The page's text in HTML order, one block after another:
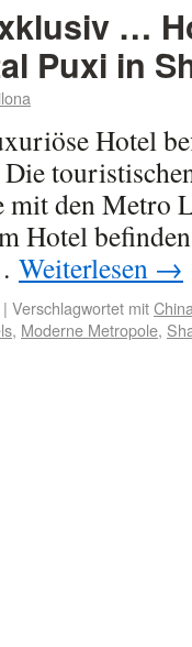
…
Puxi in
ilona
Hotel
mit den Metro
Hotel
Weiterlesen →
| Verschlagwortet mit
, Moderne Metropole,